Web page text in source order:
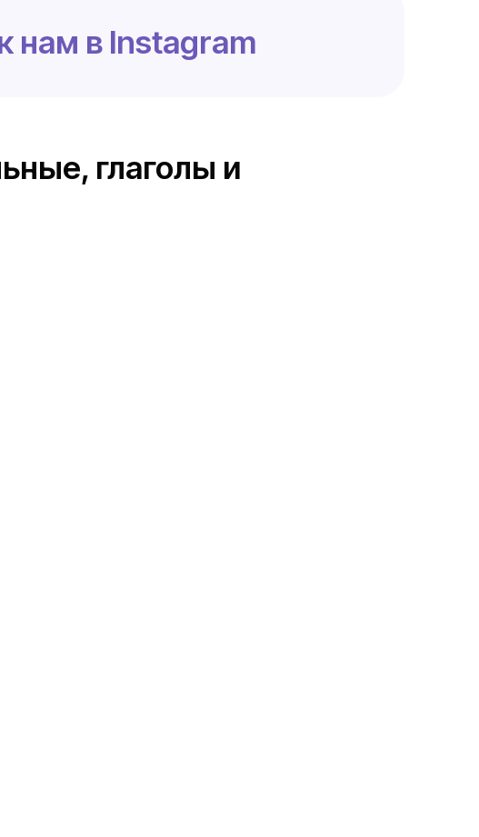
нам в Instagram
глаголы и